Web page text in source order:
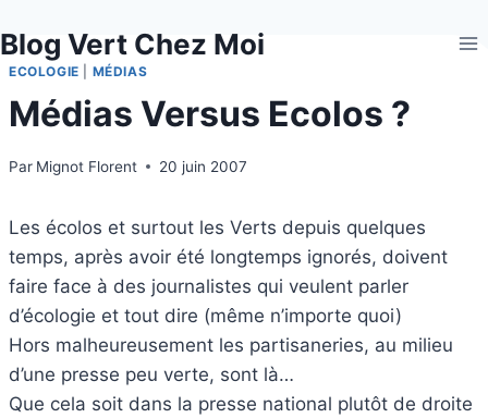
au
contenu
Blog Vert Chez Moi
ECOLOGIE MÉDIAS
Médias Versus Ecolos ?
Par Mignot Florent 20 juin 2007
Les écolos et surtout les Verts depuis quelques
temps, après avoir été longtemps ignorés, doivent
faire face à des journalistes qui veulent parler
d’écologie et tout dire (même n’importe quoi)
Hors malheureusement les partisaneries, au milieu
d’une presse peu verte, sont là…
Que cela soit dans la presse national plutôt de droite